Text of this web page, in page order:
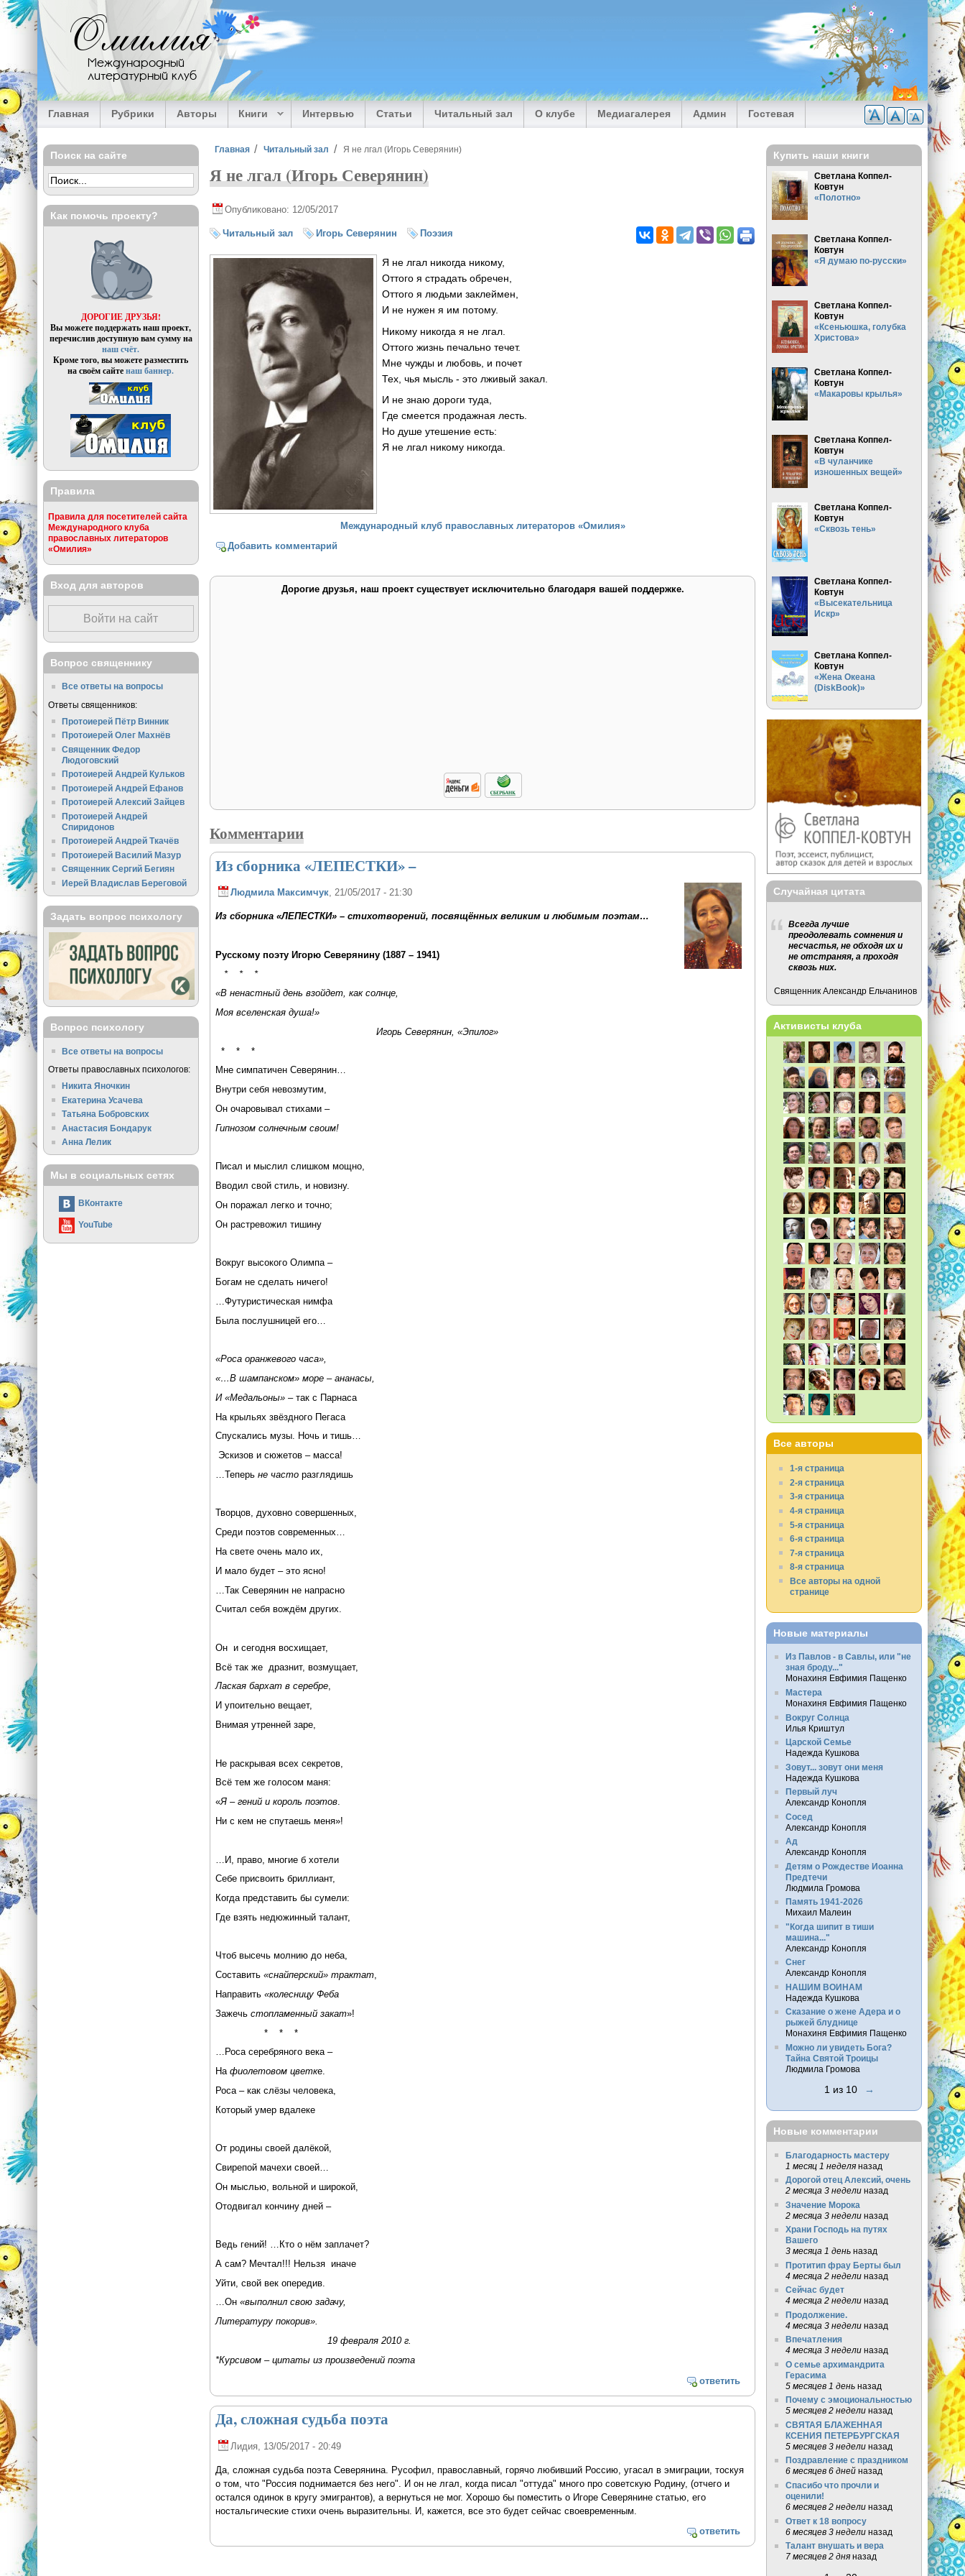
Перейти к основному содержанию
Омилия
Международный
литературный клуб
Главная Рубрики Авторы Книги Интервью Статьи Читальный зал О клубе Медиагалерея Админ Гостевая
Вы здесь
Главная Читальный зал Я не лгал (Игорь Северянин)
Я не лгал (Игорь Северянин)
Опубликовано: 12/05/2017
Читальный зал Игорь Северянин Поэзия
Я не лгал никогда никому,
Оттого я страдать обречен,
Оттого я людьми заклеймен,
И не нужен я им потому.
Никому никогда я не лгал.
Оттого жизнь печально течет.
Мне чужды и любовь, и почет
Тех, чья мысль - это лживый закал.
И не знаю дороги туда,
Где смеется продажная лесть.
Но душе утешение есть:
Я не лгал никому никогда.
Международный клуб православных литераторов «Омилия»
Добавить комментарий
Дорогие друзья, наш проект существует исключительно благодаря вашей поддержке.
Комментарии
Из сборника «ЛЕПЕСТКИ» –
Людмила Максимчук, 21/05/2017 - 21:30
Из сборника «ЛЕПЕСТКИ» – стихотворений, посвящённых великим и любимым поэтам…
Русскому поэту Игорю Северянину (1887 – 1941)
* * *
«В ненастный день взойдет, как солнце,
Моя вселенская душа!»
Игорь Северянин, «Эпилог»
* * *
Мне симпатичен Северянин…
Внутри себя невозмутим,
Он очаровывал стихами –
Гипнозом солнечным своим!
Писал и мыслил слишком мощно,
Вводил свой стиль, и новизну.
Он поражал легко и точно;
Он растревожил тишину
Вокруг высокого Олимпа –
Богам не сделать ничего!
…Футуристическая нимфа
Была послушницей его…
«Роса оранжевого часа»,
«…В шампанском» море – ананасы,
И «Медальоны» –так с Парнаса
На крыльях звёздного Пегаса
Спускались музы. Ночь и тишь…
Эскизов и сюжетов – масса!
…Теперь не часторазглядишь
Творцов, духовно совершенных,
Среди поэтов современных…
На свете очень мало их,
И мало будет – это ясно!
…Так Северянин не напрасно
Считал себя вождём других.
Он и сегодня восхищает,
Всё так же дразнит, возмущает,
Лаская бархат в серебре,
И упоительно вещает,
Внимая утренней заре,
Не раскрывая всех секретов,
Всё тем же голосом маня:
«Я – гений и король поэтов.
Ни с кем не спутаешь меня»!
…И, право, многие б хотели
Себе присвоить бриллиант,
Когда представить бы сумели:
Где взять недюжинный талант,
Чтоб высечь молнию до неба,
Составить «снайперский» трактат,
Направить «колесницу Феба
Зажечьстопламенный закат»!
* * *
…Роса серебряного века –
Нафиолетовом цветке.
Роса – как слёзы человека,
Который умер вдалеке
От родины своей далёкой,
Свирепой мачехи своей…
Он мыслью, вольной и широкой,
Отодвигал кончину дней –
Ведь гений! …Кто о нём заплачет?
А сам? Мечтал!!! Нельзя иначе
Уйти, свой век опередив.
…Он «выполнил свою задачу,
Литературу покорив».
19 февраля 2010 г.
*Курсивом – цитаты из произведений поэта
ответить
Да, сложная судьба поэта
Лидия , 13/05/2017 - 20:49
Да, сложная судьба поэта Северянина. Русофил, православный, горячо любивший Россию, угасал в эмиграции, тоскуя
о том, что "Россия поднимается без него". И он не лгал, когда писал "оттуда" много про советскую Родину, (отчего и
остался одинок в кругу эмигрантов), а вернуться не мог. Хорошо бы поместить о Игоре Северянине статью, его
ностальгические стихи очень выразительны. И, кажется, все это будет сейчас своевременным.
ответить
Поиск на сайте
Как помочь проекту?
ДОРОГИЕ ДРУЗЬЯ!
Вы можете поддержать наш проект,
перечислив доступную вам сумму на
наш счёт.
Кроме того, вы можете разместить
на своём сайтенаш баннер.
Правила
Правила для посетителей сайта
Международного клуба
православных литераторов
«Омилия»
Вход для авторов
Войти на сайт
Вопрос священнику
Все ответы на вопросы
Ответы священников:
Протоиерей Пётр Винник
Протоиерей Олег Махнёв
Священник Федор
Людоговский
Протоиерей Андрей Кульков
Протоиерей Андрей Ефанов
Протоиерей Алексий Зайцев
Протоиерей Андрей
Спиридонов
Протоиерей Андрей Ткачёв
Протоиерей Василий Мазур
Священник Сергий Бегиян
Иерей Владислав Береговой
Задать вопрос психологу
Вопрос психологу
Все ответы на вопросы
Ответы православных психологов:
Никита Яночкин
Екатерина Усачева
Татьяна Бобровских
Анастасия Бондарук
Анна Лелик
Мы в социальных сетях
ВКонтакте
YouTube
Купить наши книги
Светлана Коппел-
Ковтун
«Полотно»
Светлана Коппел-
Ковтун
«Я думаю по-русски»
Светлана Коппел-
Ковтун
«Ксеньюшка, голубка
Христова»
Светлана Коппел-
Ковтун
«Макаровы крылья»
Светлана Коппел-
Ковтун
«В чуланчике
изношенных вещей»
Светлана Коппел-
Ковтун
«Сквозь тень»
Светлана Коппел-
Ковтун
«Высекательница
Искр»
Светлана Коппел-
Ковтун
«Жена Океана
(DiskBook)»
Случайная цитата
Всегда лучше
преодолевать сомнения и
несчастья, не обходя их и
не отстраняя, а проходя
сквозь них.
Священник Александр Ельчанинов
Активисты клуба
Все авторы
1-я страница
2-я страница
3-я страница
4-я страница
5-я страница
6-я страница
7-я страница
8-я страница
Все авторы на одной
странице
Новые материалы
Из Павлов - в Савлы, или "не
зная броду..."
Монахиня Евфимия Пащенко
Мастера
Монахиня Евфимия Пащенко
Вокруг Солнца
Илья Криштул
Царской Семье
Надежда Кушкова
Зовут... зовут они меня
Надежда Кушкова
Первый луч
Александр Конопля
Сосед
Александр Конопля
Ад
Александр Конопля
Детям о Рождестве Иоанна
Предтечи
Людмила Громова
Память 1941-2026
Михаил Малеин
"Когда шипит в тиши
машина..."
Александр Конопля
Снег
Александр Конопля
НАШИМ ВОИНАМ
Надежда Кушкова
Сказание о жене Адера и о
рыжей блуднице
Монахиня Евфимия Пащенко
Можно ли увидеть Бога?
Тайна Святой Троицы
Людмила Громова
1 из 10 →
Новые комментарии
Благодарность мастеру
1 месяц 1 неделяназад
Дорогой отец Алексий, очень
2 месяца 3 неделиназад
Значение Морока
2 месяца 3 неделиназад
Храни Господь на путях
Вашего
3 месяца 1 деньназад
Протитип фрау Берты был
4 месяца 2 неделиназад
Сейчас будет
4 месяца 2 неделиназад
Продолжение.
4 месяца 3 неделиназад
Впечатления
4 месяца 3 неделиназад
О семье архимандрита
Герасима
5 месяцев 1 деньназад
Почему с эмоциональностью
5 месяцев 2 неделиназад
СВЯТАЯ БЛАЖЕННАЯ
КСЕНИЯ ПЕТЕРБУРГСКАЯ
5 месяцев 3 неделиназад
Поздравление с праздником
6 месяцев 6 днейназад
Спасибо что прочли и
оценили!
6 месяцев 2 неделиназад
Ответ к 18 вопросу
6 месяцев 3 неделиназад
Талант внушать и вера
7 месяцев 2 дняназад